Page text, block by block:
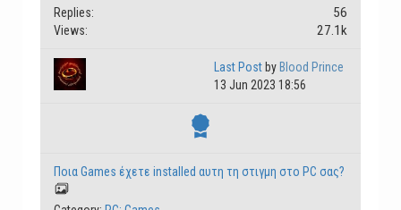
Replies: 56
Views: 27.1k
Last Post by Blood Prince
13 Jun 2023 18:56
Ποια Games έχετε installed αυτη τη στιγμη στο PC σας?